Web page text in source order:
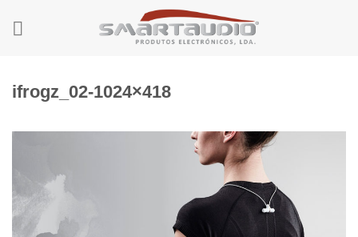
ifrogz_02-1024×418